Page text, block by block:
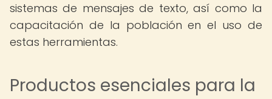
sistemas de mensajes de texto, así como la
capacitación de la población en el uso de
estas herramientas.
Productos esenciales para la